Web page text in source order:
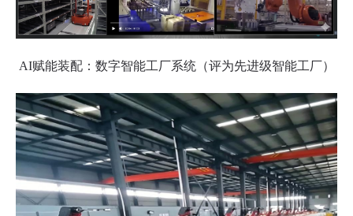
AI赋能装配：数字智能工厂系统（评为先进级智能工厂）